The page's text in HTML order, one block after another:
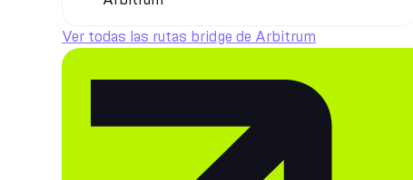
Ver todas las rutas bridge de Arbitrum